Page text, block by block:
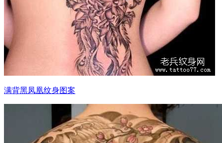
满背黑凤凰纹身图案